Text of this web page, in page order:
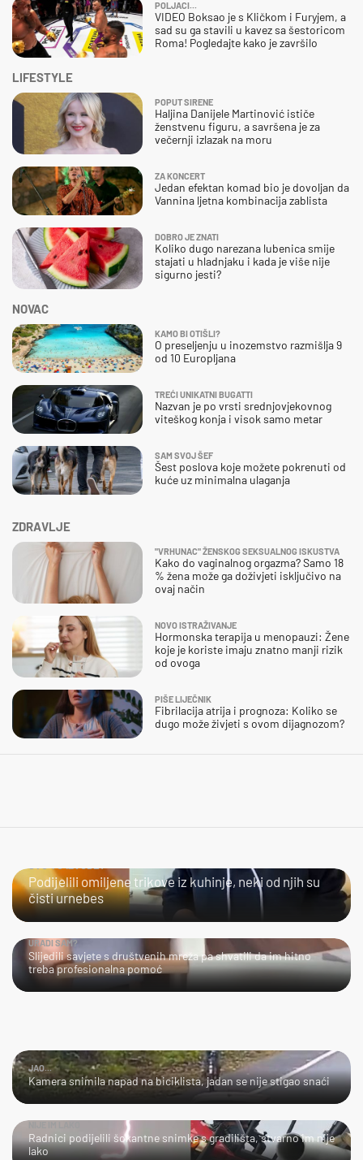
ZDRAVLJE
"VRHUNAC" ŽENSKOG SEKSUALNOG ISKUSTVA
Kako do vaginalnog orgazma? Samo 18
% žena može ga doživjeti isključivo na
ovaj način
NOVO ISTRAŽIVANJE
Hormonska terapija u menopauzi: Žene
koje je koriste imaju znatno manji rizik
od ovoga
PIŠE LIJEČNIK
Fibrilacija atrija i prognoza: Koliko se
dugo može živjeti s ovom dijagnozom?
POLJACI...
VIDEO Boksao je s Kličkom i Furyjem, a
sad su ga stavili u kavez sa šestoricom
Roma! Pogledajte kako je završilo
NOVAC
KAMO BI OTIŠLI?
O preseljenju u inozemstvo razmišlja 9
od 10 Europljana
TREĆI UNIKATNI BUGATTI
Nazvan je po vrsti srednjovjekovnog
viteškog konja i visok samo metar
SAM SVOJ ŠEF
Šest poslova koje možete pokrenuti od
kuće uz minimalna ulaganja
LIFESTYLE
POPUT SIRENE
Haljina Danijele Martinović ističe
ženstvenu figuru, a savršena je za
večernji izlazak na moru
ZA KONCERT
Jedan efektan komad bio je dovoljan da
Vannina ljetna kombinacija zablista
DOBRO JE ZNATI
Koliko dugo narezana lubenica smije
stajati u hladnjaku i kada je više nije
sigurno jesti?
ŠTO TO IZVODE?
Podijelili omiljene trikove iz kuhinje, neki od njih su
čisti urnebes
URADI SAM?
Slijedili savjete s društvenih mreža pa shvatili da im hitno
treba profesionalna pomoć
JAO...
Kamera snimila napad na biciklista, jadan se nije stigao snaći
Radnici podijelili šokantne snimke s gradilišta, stvarno im nije
lako